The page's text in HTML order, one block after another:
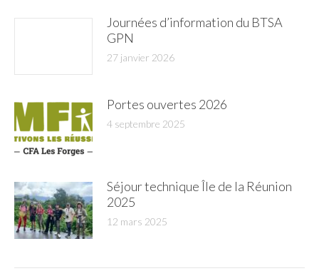
Journées d’information du BTSA
GPN
27 janvier 2026
Portes ouvertes 2026
4 septembre 2025
Séjour technique Île de la Réunion
2025
12 mars 2025